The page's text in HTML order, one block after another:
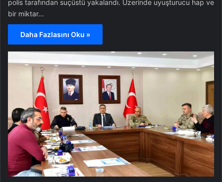
polis tarafından suçüstü yakalandı. Üzerinde uyuşturucu hap ve
bir miktar…
Daha Fazlasını Oku »